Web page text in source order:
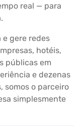
real — para
e gere redes
hotéis,
públicas em
e dezenas
somos o parceiro
simplesmente